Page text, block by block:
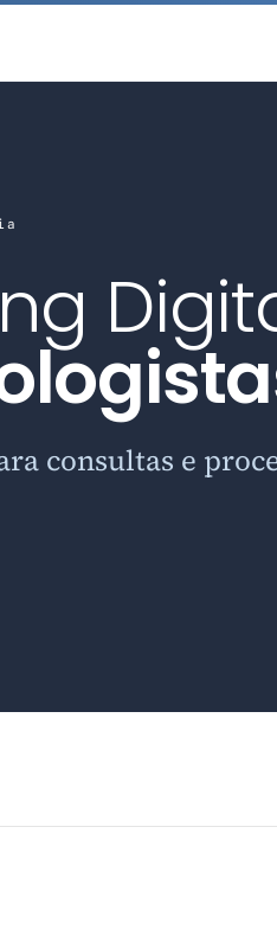
consultas e